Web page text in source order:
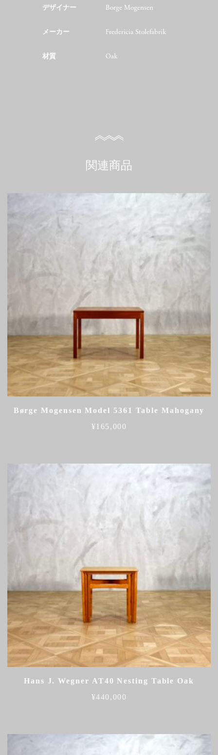
デザイナー Borge Mogensen
メーカー Fredericia Stolefabrik
材質 Oak
関連商品
Børge Mogensen Model 5361 Table Mahogany
¥165,000
Hans J. Wegner AT40 Nesting Table Oak
¥440,000